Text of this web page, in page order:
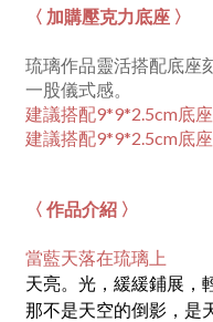
〈 加購壓克力底座 〉
琉璃作品靈活搭配底座
一股儀式感。
建議搭配9*9*2.5cm底座
建議搭配9*9*2.5cm底
〈 作品介紹 〉
當藍天落在琉璃上
天亮。光，緩緩鋪展，
那不是天空的倒影，是